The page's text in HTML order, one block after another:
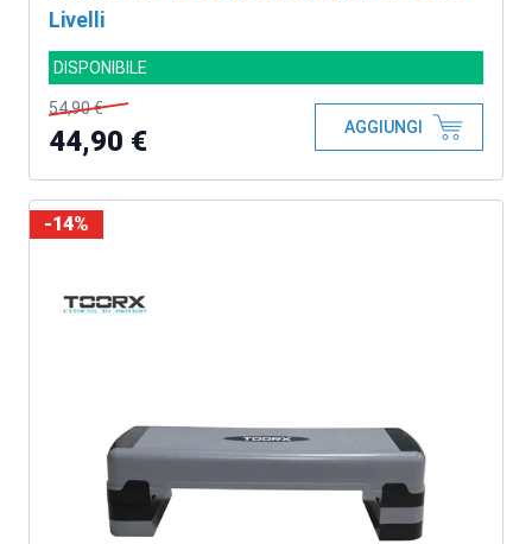
Livelli
DISPONIBILE
54,90 €
44,90 € AGGIUNGI
-14%